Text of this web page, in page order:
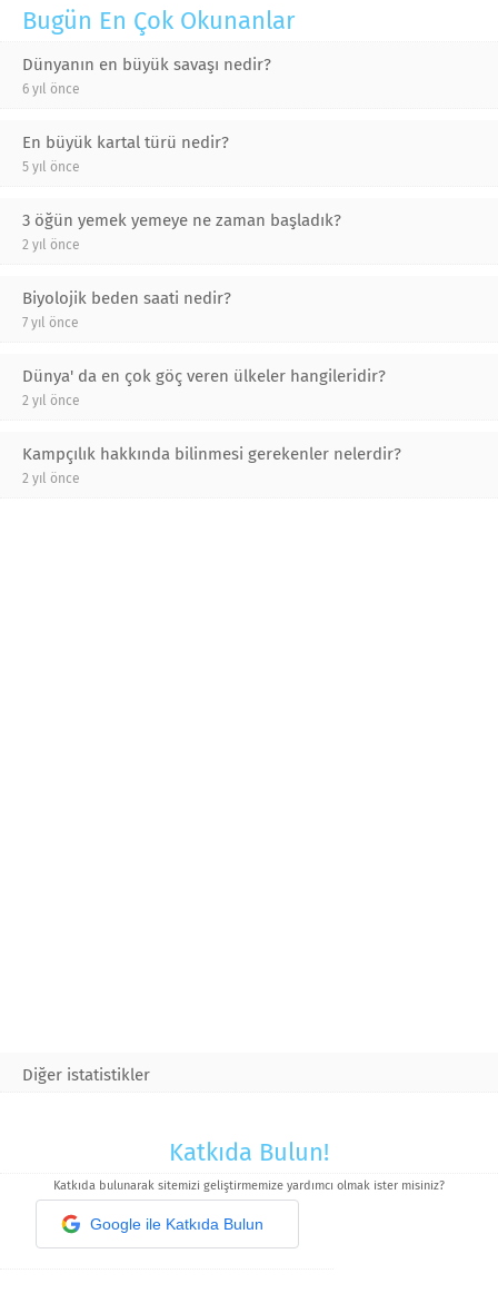
Bugün En Çok Okunanlar
Dünyanın en büyük savaşı nedir?
6 yıl önce
En büyük kartal türü nedir?
5 yıl önce
3 öğün yemek yemeye ne zaman başladık?
2 yıl önce
Biyolojik beden saati nedir?
7 yıl önce
Dünya' da en çok göç veren ülkeler hangileridir?
2 yıl önce
Kampçılık hakkında bilinmesi gerekenler nelerdir?
2 yıl önce
Diğer istatistikler
Katkıda Bulun!
Katkıda bulunarak sitemizi geliştirmemize yardımcı olmak ister misiniz?
Google ile Katkıda Bulun